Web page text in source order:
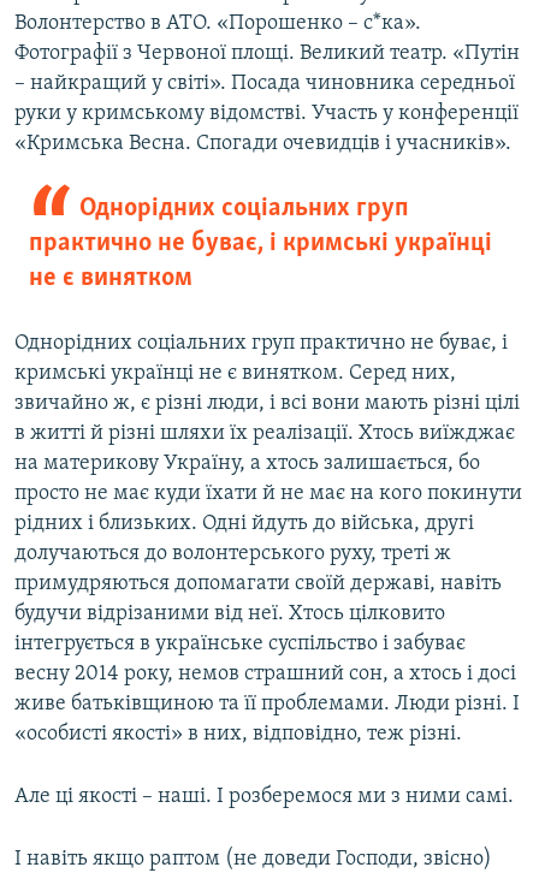
Волонтерство в АТО. «Порошенко – с*ка».
Фотографії з Червоної площі. Великий театр. «Путін
– найкращий у світі». Посада чиновника середньої
руки у кримському відомстві. Участь у конференції
«Кримська Весна. Спогади очевидців і учасників».
Однорідних соціальних груп
практично не буває, і кримські українці
не є винятком
Однорідних соціальних груп практично не буває, і
кримські українці не є винятком. Серед них,
звичайно ж, є різні люди, і всі вони мають різні цілі
в житті й різні шляхи їх реалізації. Хтось виїжджає
на материкову Україну, а хтось залишається, бо
просто не має куди їхати й не має на кого покинути
рідних і близьких. Одні йдуть до війська, другі
долучаються до волонтерського руху, треті ж
примудряються допомагати своїй державі, навіть
будучи відрізаними від неї. Хтось цілковито
інтегрується в українське суспільство і забуває
весну 2014 року, немов страшний сон, а хтось і досі
живе батьківщиною та її проблемами. Люди різні. І
«особисті якості» в них, відповідно, теж різні.
Але ці якості – наші. І розберемося ми з ними самі.
І навіть якщо раптом (не доведи Господи, звісно)